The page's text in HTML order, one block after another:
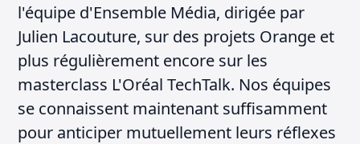
l'équipe d'Ensemble Média, dirigée par
Julien Lacouture, sur des projets Orange et
plus régulièrement encore sur les
masterclass L'Oréal TechTalk. Nos équipes
se connaissent maintenant suffisamment
pour anticiper mutuellement leurs réflexes